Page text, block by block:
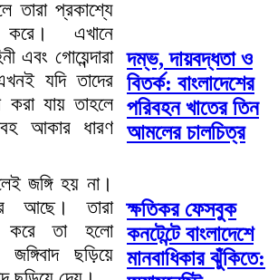
তারা প্রকাশ্যে
এখানে
এবং গোয়েন্দারা
যদি তাদের
যায় তাহলে
আকার ধারণ
জঙ্গি হয় না।
আছে। তারা
করে তা হলো
জঙ্গিবাদ ছড়িয়ে
দম্ভ, দায়বদ্ধতা ও
বিতর্ক: বাংলাদেশের
পরিবহন খাতের তিন
আমলের চালচিত্র
ক্ষতিকর ফেসবুক
কনটেন্টে বাংলাদেশে
মানবাধিকার ঝুঁকিতে: